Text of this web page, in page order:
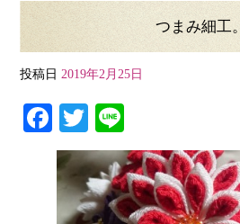
つまみ細工。
投稿日 2019年2月25日
Fa
ce
bo
ok
T
wi
tte
r
ne